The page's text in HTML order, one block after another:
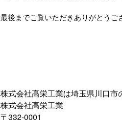
最後までご覧いただきありがとうご
株式会社髙栄工業は埼玉県川口
株式会社髙栄工業
〒332-0001